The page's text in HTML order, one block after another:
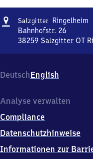
Adresse
Salzgitter Ringelheim
Bahnhofstr. 26
38259 Salzgitter OT
Bahnhofstr.
26,
8
5
9
OT
DeutschEnglish
Analyse verwalten
Compliance
Datenschutzhinweise
Informationen zur